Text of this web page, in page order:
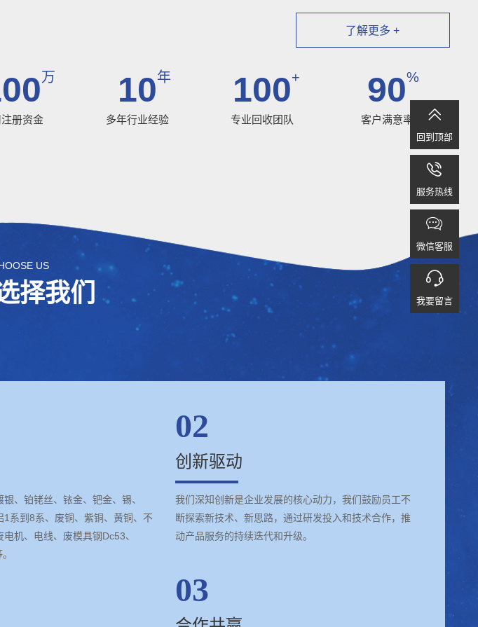
了解更多 +
万
册资金
10年
多年行业经验
100+
专业回收团队
90%
客户满意率
US
择我们
、铂铑丝、铱金、钯金、锡、
1系到8系、废铜、紫铜、黄铜、不
机、电线、废模具钢Dc53、
02
创新驱动
我们深知创新是企业发展的核心动力，我们鼓励员工不
断探索新技术、新思路，通过研发投入和技术合作，推
动产品服务的持续迭代和升级。
03

回到顶部

服务热线

微信客服

我要留言